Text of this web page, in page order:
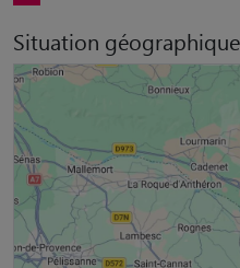
Situation géographique